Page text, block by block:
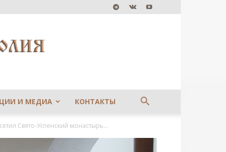
И МЕДИА КОНТАКТЫ
Свято-Успенский монастырь...